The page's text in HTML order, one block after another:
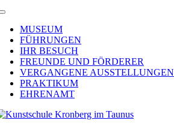
Toggle
NavigationMUSEUM
FÜHRUNGEN
IHR BESUCH
FREUNDE UND FÖRDERER
VERGANGENE AUSSTELLUNGEN
PRAKTIKUM
EHRENAMT